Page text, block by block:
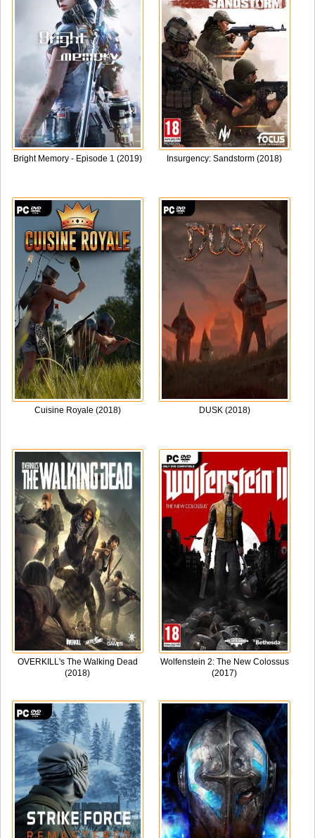
Bright Memory - Episode 1 (2019) Insurgency: Sandstorm (2018)
Cuisine Royale (2018) DUSK (2018)
OVERKILL's The Walking Dead
(2018)
Wolfenstein 2: The New Colossus
(2017)